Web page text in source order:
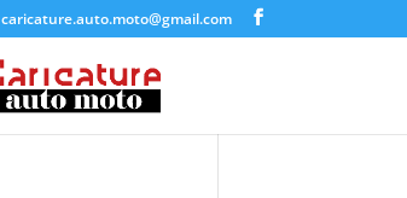
caricature.auto.moto@gmail.com